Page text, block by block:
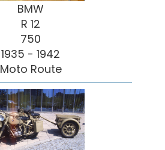
BMW
R 12
750
1935 - 1942
Moto Route